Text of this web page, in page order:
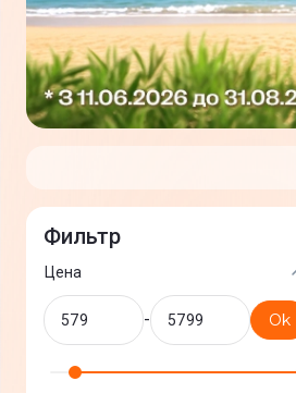
Фильтр
Цена
- Ok